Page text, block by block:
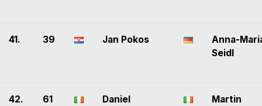
41. 39 Jan Pokos
Anna-
Seidl
42. 61
Daniel
Martin